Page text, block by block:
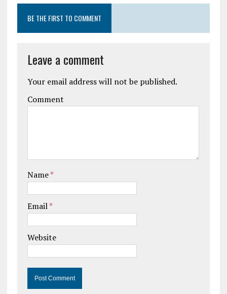
BE THE FIRST TO COMMENT
Leave a comment
Your email address will not be published.
Comment
Name*
Email*
Website